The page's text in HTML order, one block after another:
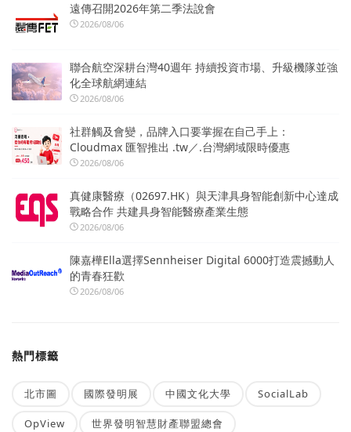
遠傳召開2026年第二季法說會
2026/08/06
聯合航空深耕台灣40週年 持續投資市場、升級機隊並強
化全球航網連結
2026/08/06
社群觸及會變，品牌入口要掌握在自己手上：
Cloudmax 匯智推出 .tw／.台灣網域限時優惠
2026/08/06
真健康醫療（02697.HK）與天津具身智能創新中心達成
戰略合作 共建具身智能醫療產業生態
2026/08/06
陳嘉樺Ella選擇Sennheiser Digital 6000打造震撼動人
的青春狂歡
2026/08/06
熱門標籤
北市圖 國際發明展 中國文化大學 SocialLab
OpView 世界發明智慧財產聯盟總會